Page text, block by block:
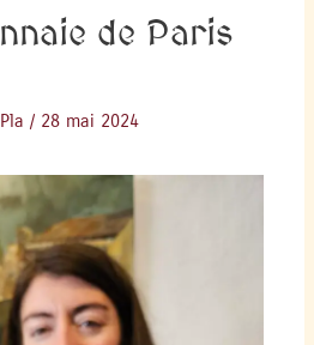
de Paris
/ 28 mai 2024